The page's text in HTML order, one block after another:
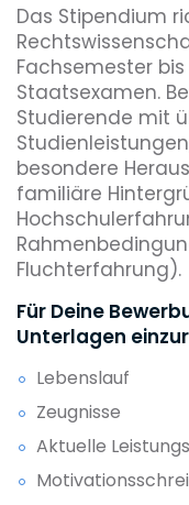
Das Stipendium
Fachsemester
Staatsexamen.
Studierende mit
besondere
familiäre
Fluchterfahrung).
Für Deine
Unterlagen
Lebenslauf
Zeugnisse
Aktuelle